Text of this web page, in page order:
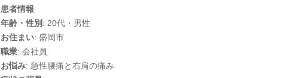
患者情報
年齢・性別 : 20代・男性
お住まい: 盛岡市
職業: 会社員
お悩み: 急性腰痛と右肩の痛み